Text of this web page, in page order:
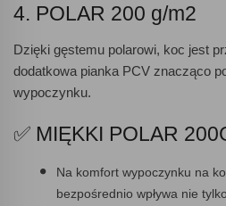
4. POLAR 200 g/m2
Dzięki gęstemu polarowi, koc jest
dodatkowa pianka PCV znacząco
wypoczynku.
✅ MIĘKKI POLAR
Na komfort wypoczynku na
bezpośrednio wpływa nie